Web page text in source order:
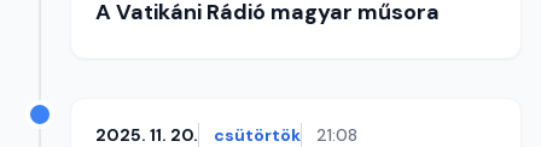
A Vatikáni Rádió magyar műsora
2025. 11. 20. csütörtök 21:08